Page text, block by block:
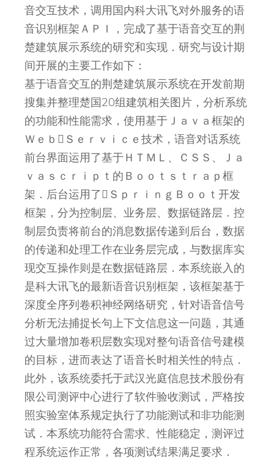
音交互技术，调用国内科大讯飞对外服务的语
音识别框架ＡＰＩ，完成了基于语音交互的荆
楚建筑展示系统的研究和实现．研究与设计期
间开展的主要工作如下：
基于语音交互的荆楚建筑展示系统在开发前期
搜集并整理楚国20组建筑相关图片，分析系统
的功能和性能需求，使用基于Ｊａｖａ框架的
ＷｅｂＳｅｒｖｉｃｅ技术，语音对话系统
前台界面运用了基于ＨＴＭＬ、ＣＳＳ、Ｊａ
ｖａｓｃｒｉｐｔ的Ｂｏｏｔｓｔｒａｐ框
架．后台运用了ＳｐｒｉｎｇＢｏｏｔ开发
框架，分为控制层、业务层、数据链路层．控
制层负责将前台的消息数据传递到后台，数据
的传递和处理工作在业务层完成，与数据库实
现交互操作则是在数据链路层．本系统嵌入的
是科大讯飞的最新语音识别框架，该框架基于
深度全序列卷积神经网络研究，针对语音信号
分析无法捕捉长句上下文信息这一问题，其通
过大量增加卷积层数实现对整句语音信号建模
的目标，进而表达了语音长时相关性的特点．
此外，该系统委托于武汉光庭信息技术股份有
限公司测评中心进行了软件验收测试，严格按
照实验室体系规定执行了功能测试和非功能测
试．本系统功能符合需求、性能稳定，测评过
程系统运作正常，各项测试结果满足要求．